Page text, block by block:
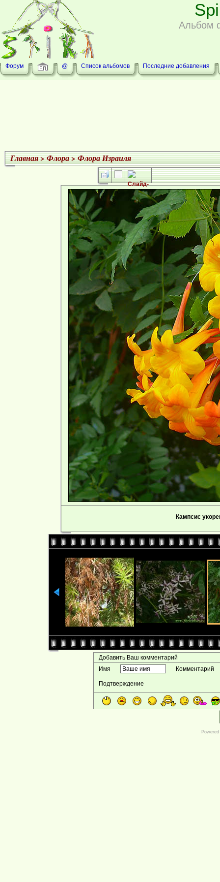
Альбом
Форум @ Список альбомов Последние добавления
Главная>Флора>Флора Израиля
Кампсис
Добавить Ваш комментарий
Имя
Комментарий
Подтверждение